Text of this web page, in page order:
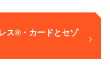
ス®・カードとセゾ